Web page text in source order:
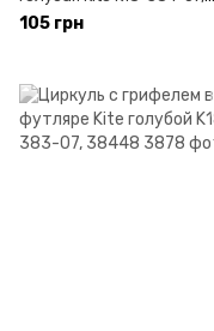
38453
105 грн